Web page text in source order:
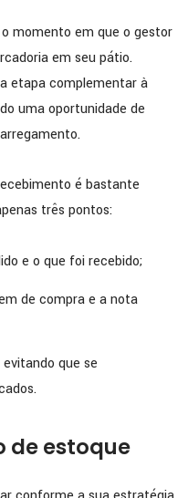
momento em que o gestor
em seu pátio.
etapa complementar à
uma oportunidade de
é bastante
três pontos:
e o que foi recebido;
de compra e a nota
que se
de estoque